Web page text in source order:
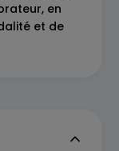
en
et de